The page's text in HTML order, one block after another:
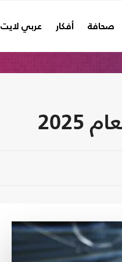
صحافة أفكار عربي لايت